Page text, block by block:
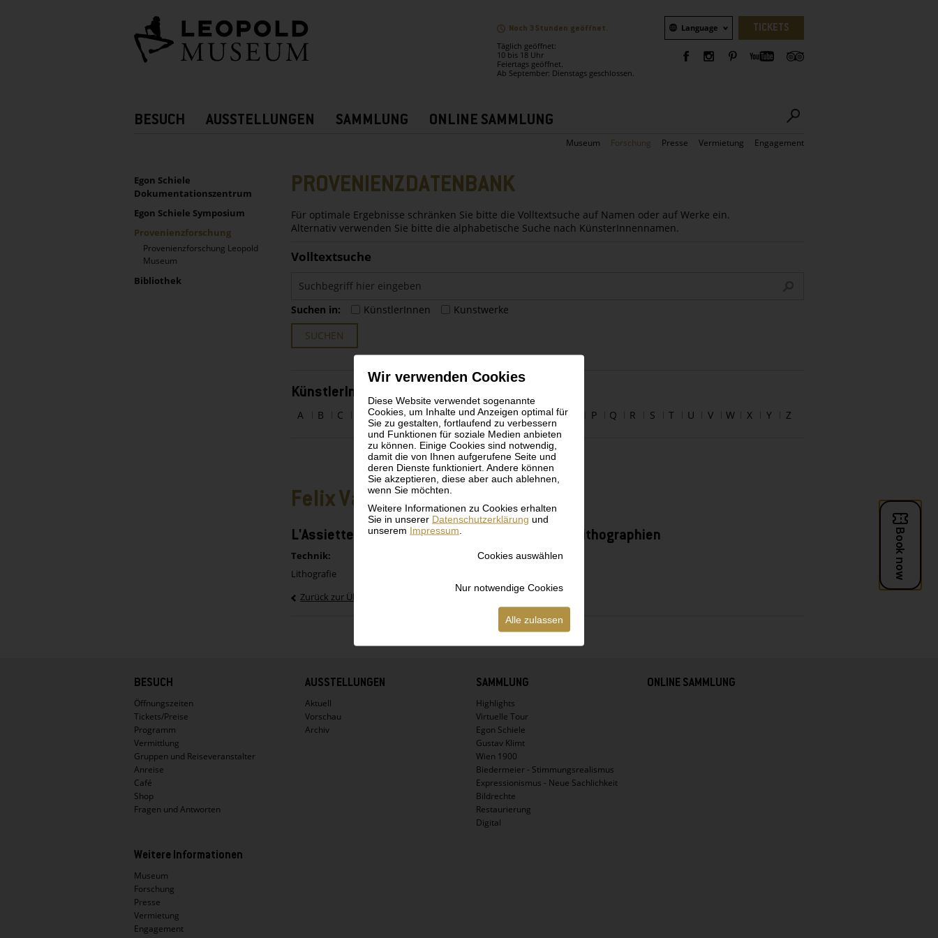
Wir verwenden Cookies
Diese Website verwendet sogenannte
Cookies, um Inhalte und Anzeigen optimal für
Sie zu gestalten, fortlaufend zu verbessern
und Funktionen für soziale Medien anbieten
zu können. Einige Cookies sind notwendig,
damit die von Ihnen aufgerufene Seite und
deren Dienste funktioniert. Andere können
Sie akzeptieren, diese aber auch ablehnen,
wenn Sie möchten.
Weitere Informationen zu Cookies erhalten
Sie in unserer Datenschutzerklärung und
unserem Impressum
Cookies auswählen
Nur notwendige Cookies
Alle zulassen
Noch 3 Stunden geöffnet.
Täglich geöffnet:
10 bis 18 Uhr
Feiertags geöffnet.
Ab September: Dienstags geschlossen.
Sprachauswahl
Language TICKETS
Hauptnavigation
BESUCH AUSSTELLUNGEN SAMMLUNG ONLINE SAMMLUNG
Museum Forschung Presse Vermietung Engagement
Sidebar
UNTERNAVIGATION
Egon Schiele
Dokumentationszentrum
Egon Schiele Symposium
Provenienzforschung
Provenienzforschung Leopold
Museum
Bibliothek
PROVENIENZDATENBANK
Für optimale Ergebnisse schränken Sie bitte die Volltextsuche auf Namen oder auf Werke ein.
Alternativ verwenden Sie bitte die alphabetische Suche nach KünsterInnennamen.
Volltextsuche
Suchen in: KünstlerInnen
Kunstwerke
SUCHEN
KünstlerInnen alphabetisch
A B C E F G H I J K L M N P Q R S T U V W X Y Z
Felix Vallotton
L'Assiette au Beurre vom 1. März 1902 mit 23 Lithographien
Technik:
Lithografie
Zurück zur Übersicht
BESUCH
Öffnungszeiten
Tickets/Preise
Programm
Vermittlung
Gruppen und Reiseveranstalter
Anreise
Café
Shop
Fragen und Antworten
AUSSTELLUNGEN
Aktuell
Vorschau
Archiv
SAMMLUNG
Highlights
Virtuelle Tour
Egon Schiele
Gustav Klimt
Wien 1900
Biedermeier - Stimmungsrealismus
Expressionismus - Neue Sachlichkeit
Bildrechte
Restaurierung
Digital
ONLINE SAMMLUNG
Weitere Informationen
Museum
Forschung
Presse
Vermietung
Engagement